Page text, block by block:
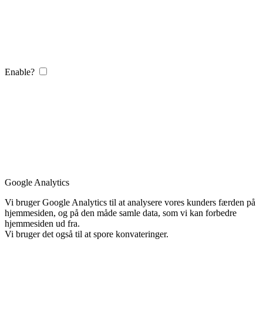
Enable?
Google Analytics
Vi bruger Google Analytics til at analysere vores kunders færden på
hjemmesiden, og på den måde samle data, som vi kan forbedre
hjemmesiden ud fra.
Vi bruger det også til at spore konvateringer.